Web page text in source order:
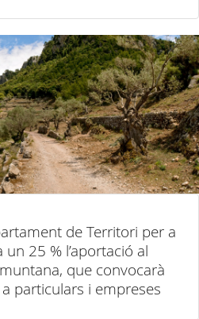
de Territori per a
25 % l’aportació al
que convocarà
particulars i empreses